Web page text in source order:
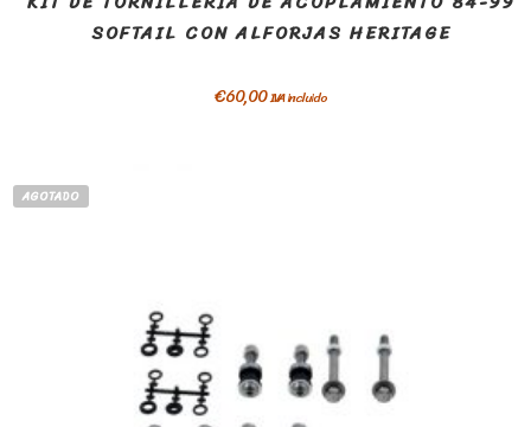
SOFTAIL CON ALFORJAS HERITAGE
€60,00IVA incluido
AGOTADO